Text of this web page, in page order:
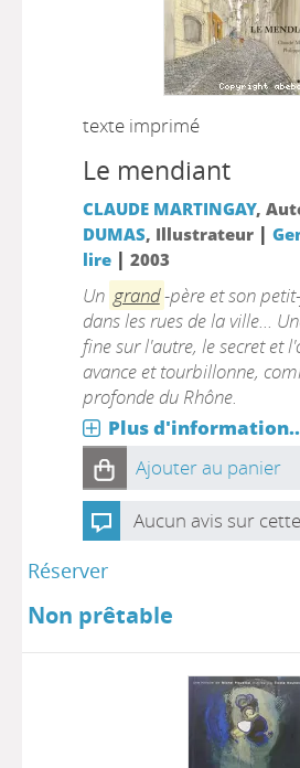
texte imprimé
Le mendiant
CLAUDE MARTINGAY,
DUMAS, Illustrateur |
lire| 2003
Un grand-père et son
dans les rues de la ville...
fine sur l'autre, le secret et
avance et tourbillonne,
profonde du Rhône.
Plus
Ajouter au panier
Aucun avis sur
Réserver
Non prêtable